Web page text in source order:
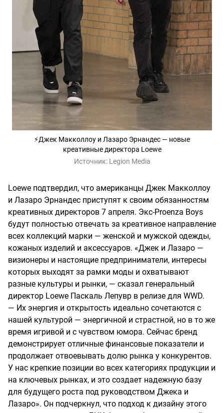
⚡️Джек Макколлоу и Лазаро Эрнандес — новые
креативные директора Loewe
Источник: Legion Media
Loewe подтвердил, что американцы Джек Макколлоу
и Лазаро Эрнандес приступят к своим обязанностям
креативных директоров 7 апреля. Экс-Proenza Boys
будут полностью отвечать за креативное направление
всех коллекций марки — женской и мужской одежды,
кожаных изделий и аксессуаров. «Джек и Лазаро —
визионеры и настоящие предприниматели, интересы
которых выходят за рамки моды и охватывают
разные культуры и рынки, — сказал генеральный
директор Loewe Паскаль Лепувр в релизе для WWD.
— Их энергия и открытость идеально сочетаются с
нашей культурой — энергичной и страстной, но в то же
время игривой и с чувством юмора. Сейчас бренд
демонстрирует отличные финансовые показатели и
продолжает отвоевывать долю рынка у конкурентов.
У нас крепкие позиции во всех категориях продукции и
на ключевых рынках, и это создает надежную базу
для будущего роста под руководством Джека и
Лазаро». Он подчеркнул, что подход к дизайну этого